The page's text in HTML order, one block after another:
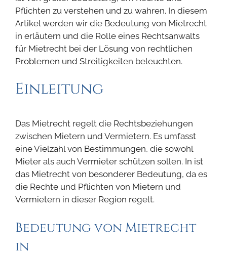
Pflichten zu verstehen und zu wahren. In diesem
Artikel werden wir die Bedeutung von Mietrecht
in erläutern und die Rolle eines Rechtsanwalts
für Mietrecht bei der Lösung von rechtlichen
Problemen und Streitigkeiten beleuchten.
Einleitung
Das Mietrecht regelt die Rechtsbeziehungen
zwischen Mietern und Vermietern. Es umfasst
eine Vielzahl von Bestimmungen, die sowohl
Mieter als auch Vermieter schützen sollen. In ist
das Mietrecht von besonderer Bedeutung, da es
die Rechte und Pflichten von Mietern und
Vermietern in dieser Region regelt.
Bedeutung von Mietrecht
in